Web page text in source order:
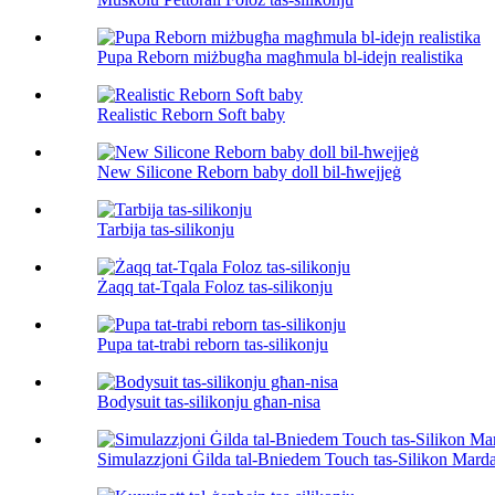
Pupa Reborn miżbugħa magħmula bl-idejn realistika
Realistic Reborn Soft baby
New Silicone Reborn baby doll bil-ħwejjeġ
Tarbija tas-silikonju
Żaqq tat-Tqala Foloz tas-silikonju
Pupa tat-trabi reborn tas-silikonju
Bodysuit tas-silikonju għan-nisa
Simulazzjoni Ġilda tal-Bniedem Touch tas-Silikon